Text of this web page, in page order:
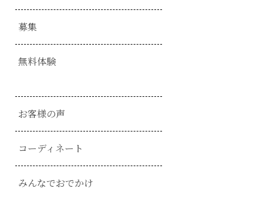
募集
無料体験
お客様の声
コーディネート
みんなでおでかけ